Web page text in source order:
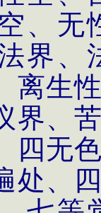
、无
界、
离生
界、
四无
处、